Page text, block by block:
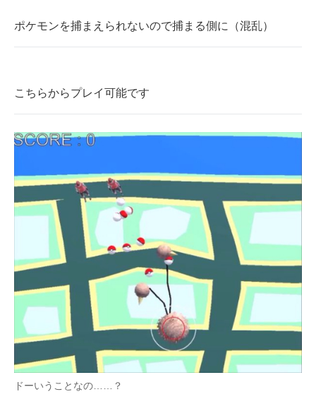
ビジネスと働き方のヒント
企業ITのトレンドを詳説
ITエンジニア向け専門サイト
企業向けIT製品の総合サイト
IT製品の技術・比較・事例
製造業のIT導入・活用を支援
モノづくり技術者専門サイト
エレクトロニクス専門サイト
電子設計の基本と応用
ポケモンを捕まえられないので捕まる側に（混乱）
こちらからプレイ可能です
ドーいうことなの……？